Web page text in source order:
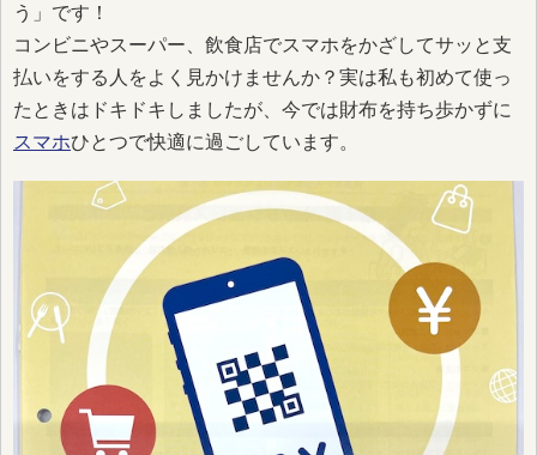
う」です！
コンビニやスーパー、飲食店でスマホをかざしてサッと支
払いをする人をよく見かけませんか？実は私も初めて使っ
たときはドキドキしましたが、今では財布を持ち歩かずに
スマホひとつで快適に過ごしています。